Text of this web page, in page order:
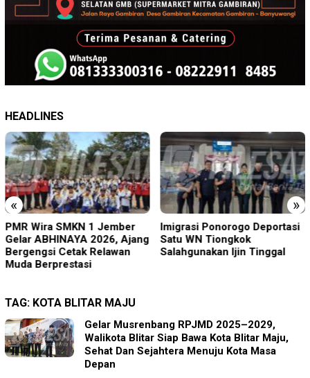
HEADLINES
« »
PMR Wira SMKN 1 Jember
Gelar ABHINAYA 2026, Ajang
Bergengsi Cetak Relawan
Muda Berprestasi
Imigrasi Ponorogo Deportasi
Satu WN Tiongkok
Salahgunakan Ijin Tinggal
TAG: KOTA BLITAR MAJU
Gelar Musrenbang RPJMD 2025–2029,
Walikota Blitar Siap Bawa Kota Blitar Maju,
Sehat Dan Sejahtera Menuju Kota Masa
Depan